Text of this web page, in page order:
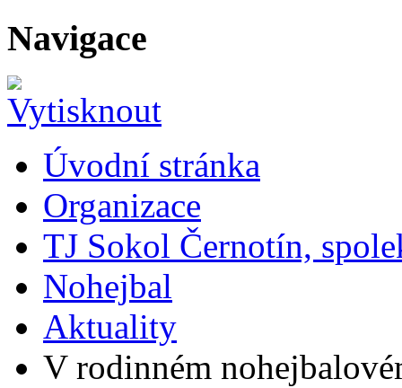
Navigace
Úvodní stránka
Organizace
TJ Sokol Černotín,
Nohejbal
Aktuality
V rodinném